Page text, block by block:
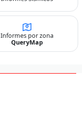
Informes por zona
QueryMap